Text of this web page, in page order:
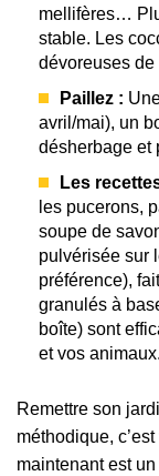
mellifères…
stable. Les
dévoreuses de
Paillez :
avril/mai), un
désherbage et
Les
les pucerons,
soupe de
pulvérisée sur
préférence),
granulés à
boîte) sont
et vos animaux.
Remettre son
méthodique,
maintenant est